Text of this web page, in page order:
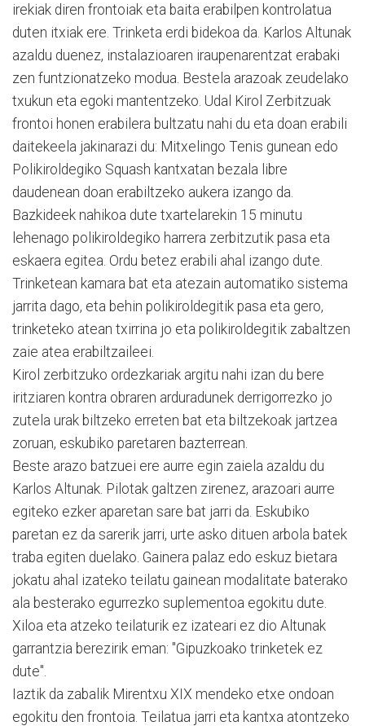
irekiak diren frontoiak eta baita erabilpen kontrolatua
duten itxiak ere. Trinketa erdi bidekoa da. Karlos Altunak
azaldu duenez, instalazioaren iraupenarentzat erabaki
zen funtzionatzeko modua. Bestela arazoak zeudelako
txukun eta egoki mantentzeko. Udal Kirol Zerbitzuak
frontoi honen erabilera bultzatu nahi du eta doan erabili
daitekeela jakinarazi du: Mitxelingo Tenis gunean edo
Polikiroldegiko Squash kantxatan bezala libre
daudenean doan erabiltzeko aukera izango da.
Bazkideek nahikoa dute txartelarekin 15 minutu
lehenago polikiroldegiko harrera zerbitzutik pasa eta
eskaera egitea. Ordu betez erabili ahal izango dute.
Trinketean kamara bat eta atezain automatiko sistema
jarrita dago, eta behin polikiroldegitik pasa eta gero,
trinketeko atean txirrina jo eta polikiroldegitik zabaltzen
zaie atea erabiltzaileei.
Kirol zerbitzuko ordezkariak argitu nahi izan du bere
iritziaren kontra obraren arduradunek derrigorrezko jo
zutela urak biltzeko erreten bat eta biltzekoak jartzea
zoruan, eskubiko paretaren bazterrean.
Beste arazo batzuei ere aurre egin zaiela azaldu du
Karlos Altunak. Pilotak galtzen zirenez, arazoari aurre
egiteko ezker aparetan sare bat jarri da. Eskubiko
paretan ez da sarerik jarri, urte asko dituen arbola batek
traba egiten duelako. Gainera palaz edo eskuz bietara
jokatu ahal izateko teilatu gainean modalitate baterako
ala besterako egurrezko suplementoa egokitu dute.
Xiloa eta atzeko teilaturik ez izateari ez dio Altunak
garrantzia berezirik eman: "Gipuzkoako trinketek ez
dute".
Iaztik da zabalik Mirentxu XIX mendeko etxe ondoan
egokitu den frontoia. Teilatua jarri eta kantxa atontzeko